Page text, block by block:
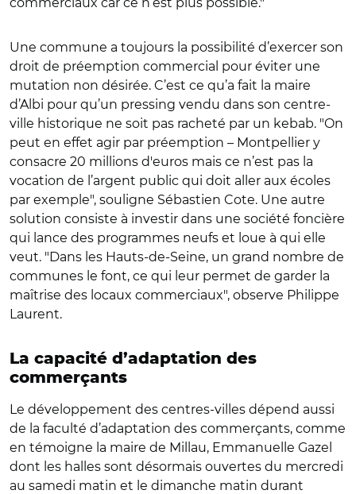
Une commune a toujours la possibilité d’exercer son
droit de préemption commercial pour éviter une
mutation non désirée. C’est ce qu’a fait la maire
d’Albi pour qu’un pressing vendu dans son centre-
ville historique ne soit pas racheté par un kebab. "On
peut en effet agir par préemption – Montpellier y
consacre 20 millions d'euros mais ce n’est pas la
vocation de l’argent public qui doit aller aux écoles
par exemple", souligne Sébastien Cote. Une autre
solution consiste à investir dans une société foncière
qui lance des programmes neufs et loue à qui elle
veut. "Dans les Hauts-de-Seine, un grand nombre de
communes le font, ce qui leur permet de garder la
maîtrise des locaux commerciaux", observe Philippe
Laurent.
La capacité d’adaptation des
commerçants
Le développement des centres-villes dépend aussi
de la faculté d’adaptation des commerçants, comme
en témoigne la maire de Millau, Emmanuelle Gazel
dont les halles sont désormais ouvertes du mercredi
au samedi matin et le dimanche matin durant